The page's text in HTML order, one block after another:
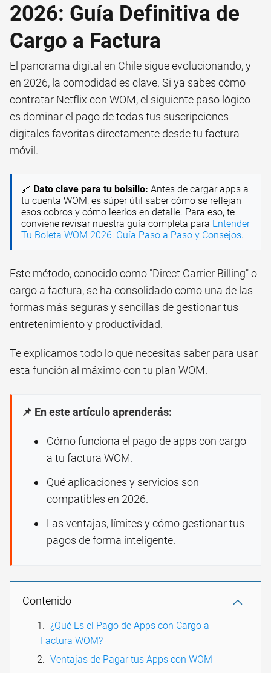
2026: Guía Definitiva de
Cargo a Factura
El panorama digital en Chile sigue evolucionando, y
en 2026, la comodidad es clave. Si ya sabes cómo
contratar Netflix con WOM, el siguiente paso lógico
es dominar el pago de todas tus suscripciones
digitales favoritas directamente desde tu factura
móvil.
🔗 Dato clave para tu bolsillo: Antes de cargar apps a
tu cuenta WOM, es súper útil saber cómo se reflejan
esos cobros y cómo leerlos en detalle. Para eso, te
conviene revisar nuestra guía completa para Entender
Tu Boleta WOM 2026: Guía Paso a Paso y Consejos.
Este método, conocido como "Direct Carrier Billing" o
cargo a factura, se ha consolidado como una de las
formas más seguras y sencillas de gestionar tus
entretenimiento y productividad.
Te explicamos todo lo que necesitas saber para usar
esta función al máximo con tu plan WOM.
📌 En este artículo aprenderás:
Cómo funciona el pago de apps con cargo
a tu factura WOM.
Qué aplicaciones y servicios son
compatibles en 2026.
Las ventajas, límites y cómo gestionar tus
pagos de forma inteligente.
Contenido
¿Qué Es el Pago de Apps con Cargo a
Factura WOM?
Ventajas de Pagar tus Apps con WOM